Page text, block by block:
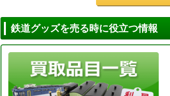
鉄道グッズを売る時に役立つ情報